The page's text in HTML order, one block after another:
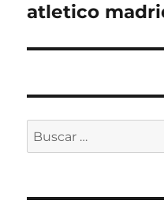
Entrada
atletico
Buscar
por: